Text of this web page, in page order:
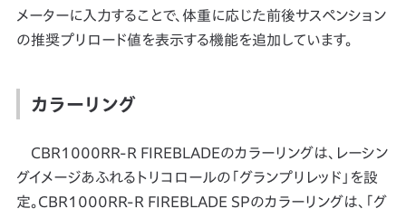
メーターに入力することで、体重に応じた前後サスペンション
の推奨プリロード値を表示する機能を追加しています。
カラーリング
CBR1000RR-R FIREBLADEのカラーリングは、レーシン
グイメージあふれるトリコロールの「グランプリレッド」を設
定。CBR1000RR-R FIREBLADE SPのカラーリングは、「グ